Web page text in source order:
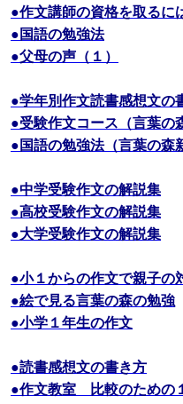
●作文講師の資格を取るに
●国語の勉強法
●父母の声（１）
●学年別作文読書感想文の
●受験作文コース（言葉の
●国語の勉強法（言葉の森
●中学受験作文の解説集
●高校受験作文の解説集
●大学受験作文の解説集
●小１からの作文で親子の
●絵で見る言葉の森の勉強
●小学１年生の作文
●読書感想文の書き方
●作文教室 比較のための